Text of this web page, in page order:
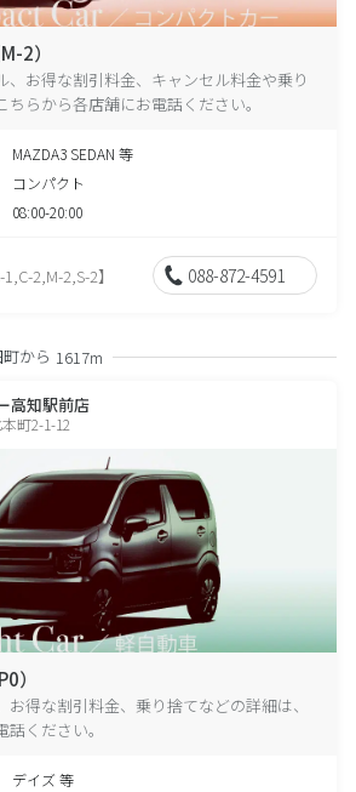
2）
、お得な割引料金、キャンセル料金や乗り
らから各店舗にお電話ください。
MAZDA3 SEDAN 等
コンパクト
08:00-20:00
2,M-2,S-2】 088-872-4591
から 1617m
高知駅前店
町2-1-12
）
得な割引料金、乗り捨てなどの詳細は、
ください。
デイズ 等